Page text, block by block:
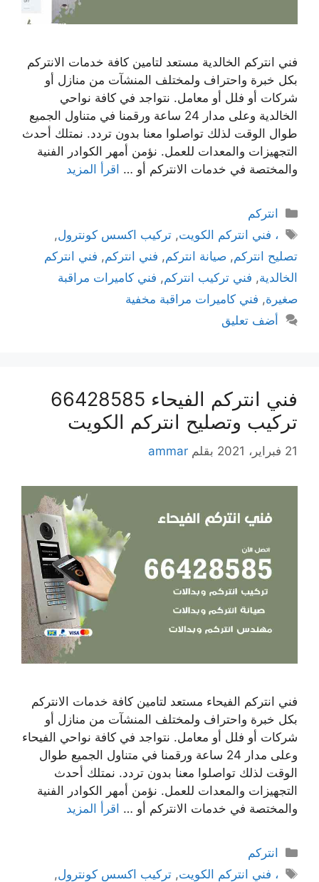
فني انتركم الخالدية مستعد لتامين كافة خدمات الانتركم
بكل خبرة واحتراف ولمختلف المنشآت من منازل أو
شركات أو فلل أو معامل. نتواجد في كافة نواحي
الخالدية وعلى مدار 24 ساعة ورقمنا في متناول الجميع
طوال الوقت لذلك تواصلوا معنا بدون تردد. نمتلك أحدث
التجهيزات والمعدات للعمل. نؤمن أمهر الكوادر الفنية
والمختصة في خدمات الانتركم أو … اقرأ المزيد
انتركم
، فني انتركم الكويت,تركيب اكسس كونترول,
تصليح انتركم, صيانة انتركم, فني انتركم, فني انتركم
الخالدية, فني تركيب انتركم, فني كاميرات مراقبة
صغيرة, فني كاميرات مراقبة مخفية
أضف تعليق
فني انتركم الفيحاء 66428585
تركيب وتصليح انتركم الكويت
21 فبراير، 2021 بقلم ammar
فني انتركم الفيحاء مستعد لتامين كافة خدمات الانتركم
بكل خبرة واحتراف ولمختلف المنشآت من منازل أو
شركات أو فلل أو معامل. نتواجد في كافة نواحي الفيحاء
وعلى مدار 24 ساعة ورقمنا في متناول الجميع طوال
الوقت لذلك تواصلوا معنا بدون تردد. نمتلك أحدث
التجهيزات والمعدات للعمل. نؤمن أمهر الكوادر الفنية
والمختصة في خدمات الانتركم أو … اقرأ المزيد
انتركم
، فني انتركم الكويت,تركيب اكسس كونترول,